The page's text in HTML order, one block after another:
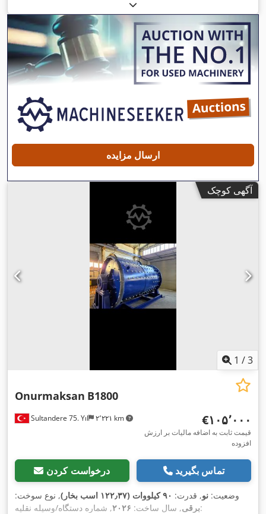
حجم بیلچه:
ارسال مزایده
آگهی کوچک
1 /3
Sultandere 75. Yıl ۲٬۲۲۱ km
Onurmaksan B1800
‎€۱۰۵٬۰۰۰
قیمت ثابت به اضافه مالیات بر ارزش
افزوده
درخواست کردن تماس بگیرید
وضعیت: نو, قدرت: ۹۰ کیلووات (۱۲۲٫۳۷ اسب بخار)
, نوع سوخت:
برقی, سال ساخت: ۲۰۲۶
, شماره دستگاه/وسیله نقلیه: